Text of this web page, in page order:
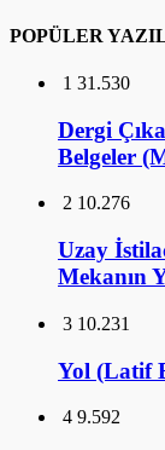
POPÜLER
1 31.530
Dergi
Belgeler
2 10.276
Uzay
Mekanın
3 10.231
Yol (Latif
4 9.592